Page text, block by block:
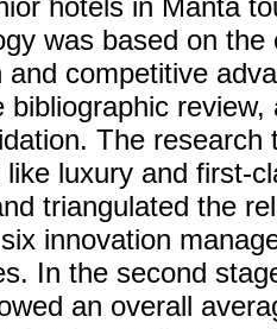
was based on
and competitive
bibliographic
The
like luxury and first-
triangulated the
innovation
In the second
an overall